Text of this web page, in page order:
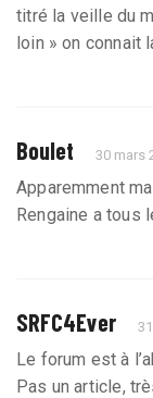
titré la veille du
loin » on connait
Boulet 30 mars
Apparemment
Rengaine a tous
SRFC4Ever
Le forum est à
Pas un article,